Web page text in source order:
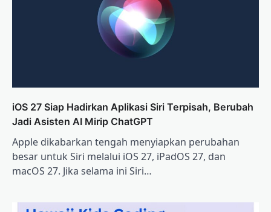
iOS 27 Siap Hadirkan Aplikasi Siri Terpisah, Berubah
Jadi Asisten AI Mirip ChatGPT
Apple dikabarkan tengah menyiapkan perubahan
besar untuk Siri melalui iOS 27, iPadOS 27, dan
macOS 27. Jika selama ini Siri…